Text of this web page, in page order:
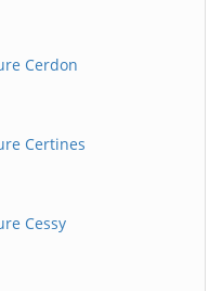
Cerdon
Certines
Cessy